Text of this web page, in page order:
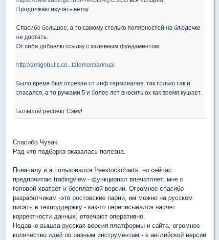
Продолжаю изучать ветку.
Спасибо большое, а то самому столько полярностей на блюдечке
не достать.
От себя добавлю ссылку с халявным фундаментом.
http://amigobulls.co...tatement/annual
Было время был отрезан от инф терминалов, так только так и
спасался, а то ручками 5 и более лет вносить ох как время кушает.
Большой респект Сэму!
Спасибо Чувак.
Рад что подборка оказалась полезна.
Поначалу и я пользовался freestockcharts, но сейчас
предпочитаю tradingview - функционал впечатляет, мне с
головой хватает и бесплатной версии. Огромное спасибо
разработчикам -это ростовские парни, им можно на русском
писать в техподдержку - как-то переписывался насчет
корректности данных, отвечают оперативно.
Недавно вышла русская версия платформы и сайта, огромное
количество идей по разным инструментам - в английской версии